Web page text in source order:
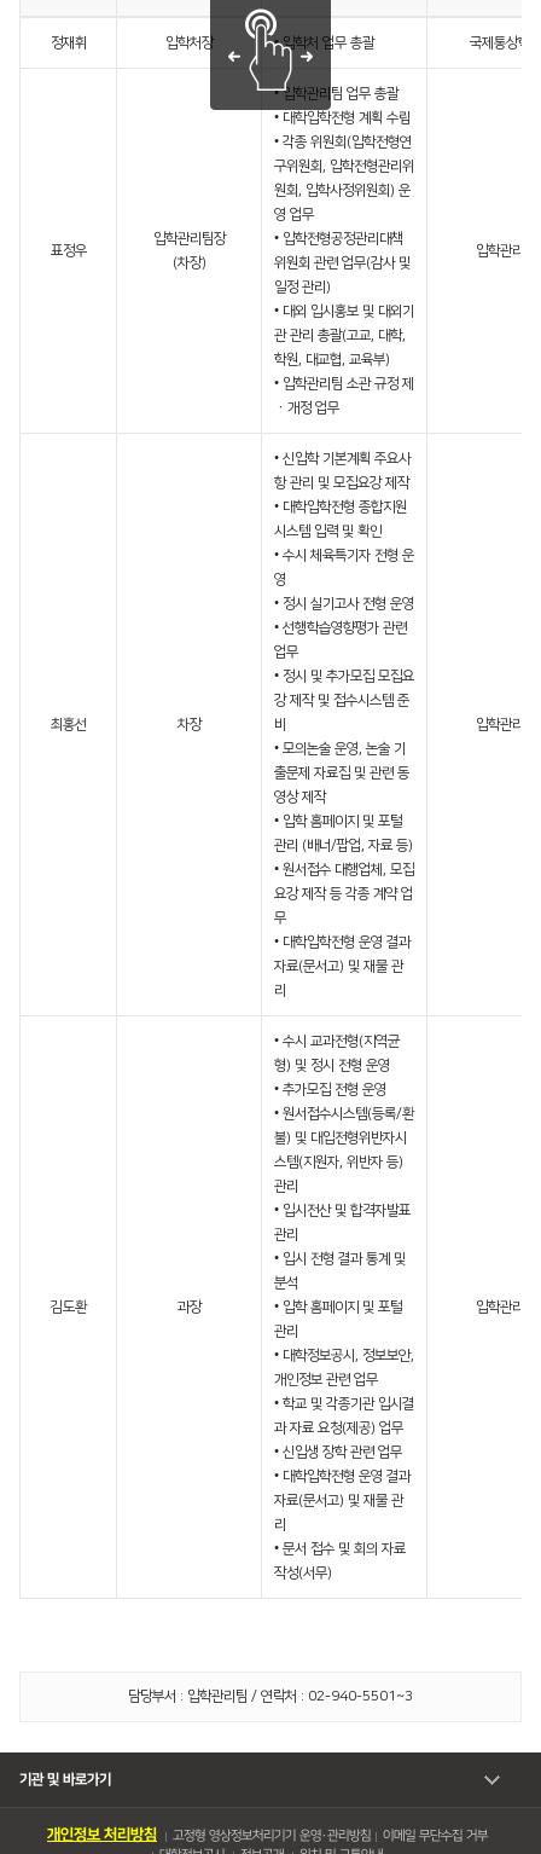
정재휘 입학처장 • 입학처 업무 총괄 국제통상학부
표정우
입학관리팀장
(차장)
• 입학관리팀 업무 총괄
• 대학입학전형 계획 수립
• 각종 위원회(입학전형연
구위원회, 입학전형관리위
원회, 입학사정위원회) 운
영 업무
• 입학전형공정관리대책
위원회 관련 업무(감사 및
일정 관리)
• 대외 입시홍보 및 대외기
관 관리 총괄(고교, 대학,
학원, 대교협, 교육부)
• 입학관리팀 소관 규정 제
ㆍ개정 업무
입학관리팀
최홍선 차장
• 신입학 기본계획 주요사
항 관리 및 모집요강 제작
• 대학입학전형 종합지원
시스템 입력 및 확인
• 수시 체육특기자 전형 운
영
• 정시 실기고사 전형 운영
• 선행학습영향평가 관련
업무
• 정시 및 추가모집 모집요
강 제작 및 접수시스템 준
비
• 모의논술 운영, 논술 기
출문제 자료집 및 관련 동
영상 제작
• 입학 홈페이지 및 포털
관리 (배너/팝업, 자료 등)
• 원서접수 대행업체, 모집
요강 제작 등 각종 계약 업
무
• 대학입학전형 운영 결과
자료(문서고) 및 재물 관
리
입학관리팀
김도환 과장
• 수시 교과전형(지역균
형) 및 정시 전형 운영
• 추가모집 전형 운영
• 원서접수시스템(등록/환
불) 및 대입전형위반자시
스템(지원자, 위반자 등)
관리
• 입시전산 및 합격자발표
관리
• 입시 전형 결과 통계 및
분석
• 입학 홈페이지 및 포털
관리
• 대학정보공시, 정보보안,
개인정보 관련 업무
• 학교 및 각종기관 입시결
과 자료 요청(제공) 업무
• 신입생 장학 관련 업무
• 대학입학전형 운영 결과
자료(문서고) 및 재물 관
리
• 문서 접수 및 회의 자료
작성(서무)
입학관리팀
담당부서 : 입학관리팀 / 연락처 : 02-940-5501~3
기관 및 바로가기
개인정보 처리방침 고정형 영상정보처리기기 운영・관리방침
이메일 무단수집 거부